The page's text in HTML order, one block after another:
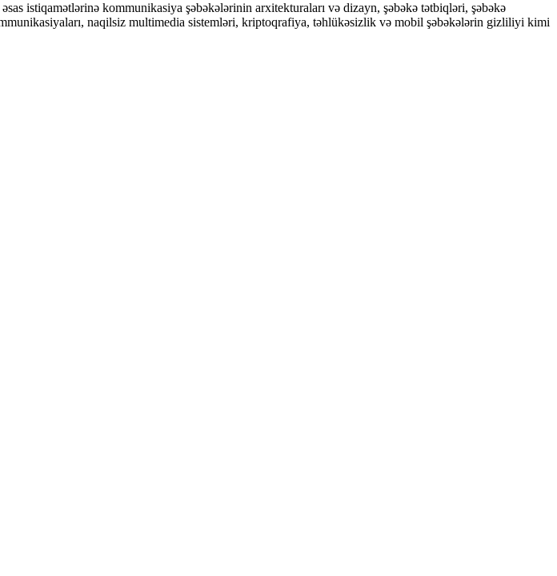
istiqamətlərinə kommunikasiya şəbəkələrinin arxitekturaları və dizayn, şəbəkə tətbiqləri, şəbəkə
naqilsiz multimedia sistemləri, kriptoqrafiya, təhlükəsizlik və mobil şəbəkələrin gizliliyi kimi